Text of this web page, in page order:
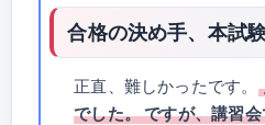
合格の決め手、本試
正直、難しかったです。
でした。 ですが、講習